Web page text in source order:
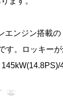
エンジン搭載
す。ロッキーが